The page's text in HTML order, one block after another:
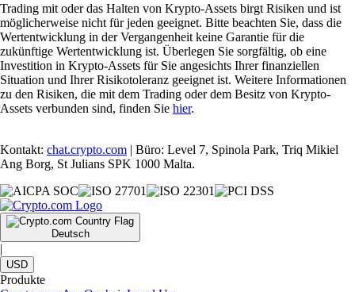
Trading mit oder das Halten von Krypto-Assets birgt Risiken und ist
möglicherweise nicht für jeden geeignet. Bitte beachten Sie, dass die
Wertentwicklung in der Vergangenheit keine Garantie für die
zukünftige Wertentwicklung ist. Überlegen Sie sorgfältig, ob eine
Investition in Krypto-Assets für Sie angesichts Ihrer finanziellen
Situation und Ihrer Risikotoleranz geeignet ist. Weitere Informationen
zu den Risiken, die mit dem Trading oder dem Besitz von Krypto-
Assets verbunden sind, finden Sie hier.
Kontakt: chat.crypto.com | Büro: Level 7, Spinola Park, Triq Mikiel
Ang Borg, St Julians SPK 1000 Malta.
Deutsch
|
USD
Produkte